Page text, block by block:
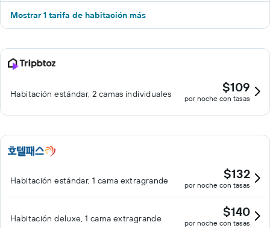
Mostrar 1 tarifa de habitación más
Habitación estándar, 2 camas individuales $109
por noche con tasas
Habitación estándar, 1 cama extragrande $132
por noche con tasas
Habitación deluxe, 1 cama extragrande $140
por noche con tasas